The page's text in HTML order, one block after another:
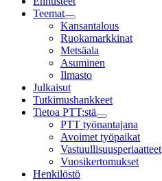
Teemat
Child
menu
Kansantalous
Ruokamarkkinat
Metsäala
Asuminen
Ilmasto
Julkaisut
Tutkimushankkeet
Tietoa PTT:stä
Child
menu
PTT työnantajana
Avoimet työpaikat
Vastuullisuusperiaatteet
Vuosikertomukset
Henkilöstö